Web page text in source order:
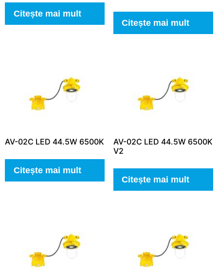
Citește mai mult
Citește mai mult
AV-02C LED 44.5W 6500K
Citește mai mult
AV-02C LED 44.5W 6500K
V2
Citește mai mult